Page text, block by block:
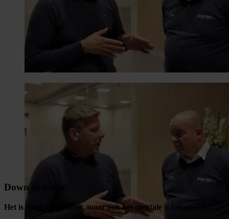
Down to earth …
Het is een fysieke sport, maar ook het mentale is belangrijk?